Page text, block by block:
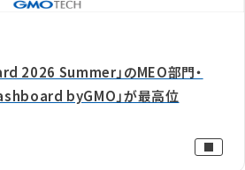
2026 Summer」のMEO部門・
byGMO」が最高位